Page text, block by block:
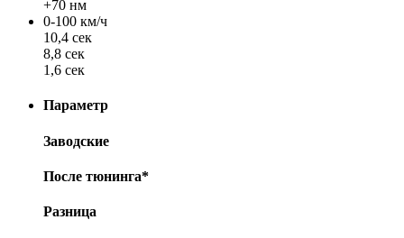
+70 нм
0-100 км/ч
10,4 сек
8,8 сек
1,6 сек
Параметр
Заводские
После тюнинга*
Разница